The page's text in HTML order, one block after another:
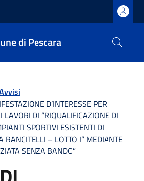
di Pescara
Avvisi
D’INTERESSE PER
LAVORI DI “RIQUALIFICAZIONE DI
SPORTIVI ESISTENTI DI
RANCITELLI – LOTTO I” MEDIANTE
SENZA BANDO”